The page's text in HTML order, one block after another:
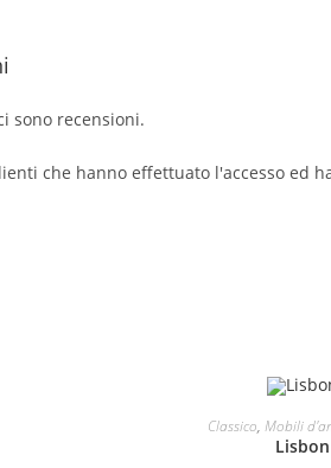
sono recensioni.
che hanno effettuato l'accesso ed
AGGIUNGI AL
Classico,Mobili
Lisbon